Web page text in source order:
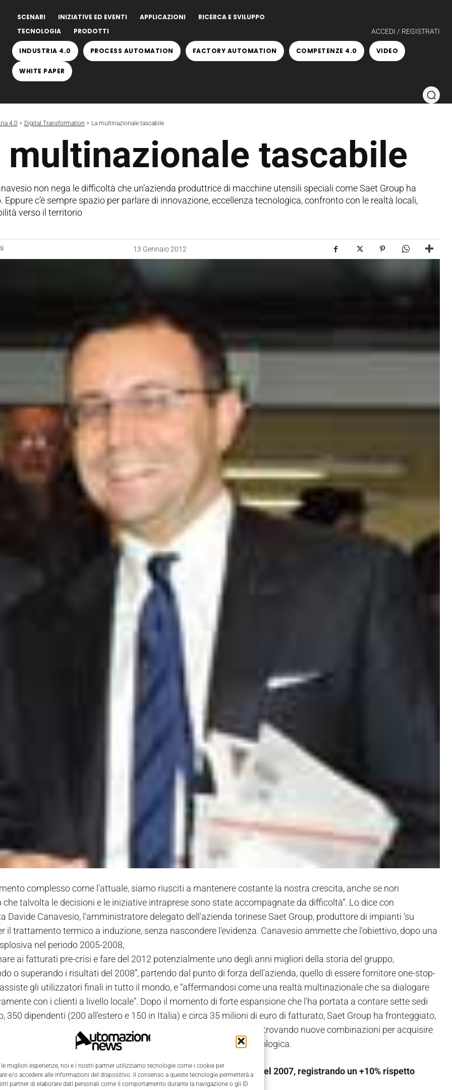
le migliori esperienze, noi e i nostri partner utilizziamo tecnologie come i cookie per
e/o accedere alle informazioni del dispositivo. Il consenso a queste tecnologie permetterà a
partner di elaborare dati personali come il comportamento durante la navigazione o gli ID
SCENARI INIZIATIVE ED EVENTI APPLICAZIONI
RICERCA E SVILUPPO
TECNOLOGIA
PRODOTTI ACCEDI / REGISTRATI
INDUSTRIA 4.0 PROCESS AUTOMATION FACTORY AUTOMATION COMPETENZE 4.0 VIDEO
WHITE PAPER
4.0 Digital Transformation La multinazionale tascabile
multinazionale tascabile
non nega le difficoltà che un’azienda produttrice di macchine utensili speciali come Saet Group ha
Eppure c’è sempre spazio per parlare di innovazione, eccellenza tecnologica, confronto con le realtà locali,
verso il territorio
13 Gennaio 2012
complesso come l'attuale, siamo riusciti a mantenere costante la nostra crescita, anche se non
che talvolta le decisioni e le iniziative intraprese sono state accompagnate da difficoltà”. Lo dice con
Davide Canavesio, l'amministratore delegato dell'azienda torinese Saet Group, produttore di impianti 'su
il trattamento termico a induzione, senza nascondere l'evidenza. Canavesio ammette che l'obiettivo, dopo una
nel periodo 2005-2008,
ai fatturati pre-crisi e fare del 2012 potenzialmente uno degli anni migliori della storia del gruppo,
o superando i risultati del 2008”, partendo dal punto di forza dell'azienda, quello di essere fornitore one-stop-
gli utilizzatori finali in tutto il mondo, e “affermandosi come una realtà multinazionale che sa dialogare
con i clienti a livello locale”. Dopo il momento di forte espansione che l'ha portata a contare sette sedi
350 dipendenti (200 all'estero e 150 in Italia) e circa 35 milioni di euro di fatturato, Saet Group ha fronteggiato,
costruttori di macchine, gli effetti della crisi economica mondiale trovando nuove combinazioni per acquisire
e mantenere alto il livello di innovazione ed eccellenza tecnologica.
nel 2009, già nel 2011 siete tornati ai risultati di fatturato del 2007, registrando un +10% rispetto
il 2010. Come avete affrontato la crisi?